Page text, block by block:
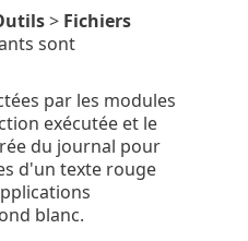
> Fichiers
sont
par les modules
exécutée et le
du journal pour
d'un texte rouge
blanc.